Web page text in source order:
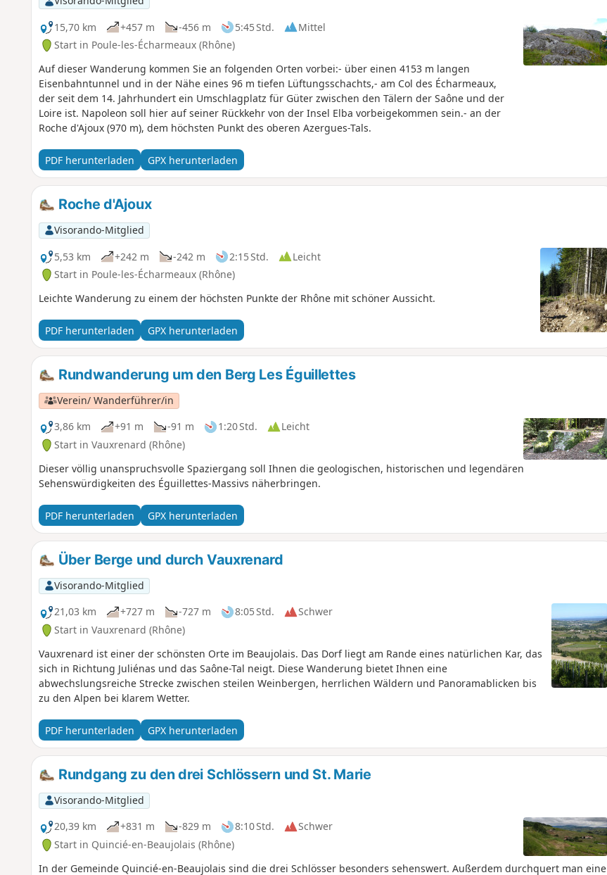
15,70 km
+457 m -456 m 5:45 Std.
Mittel
Start in Poule-les-Écharmeaux (Rhône)
Auf dieser Wanderung kommen Sie an folgenden Orten vorbei:- über einen 4153 m langen
Eisenbahntunnel und in der Nähe eines 96 m tiefen Lüftungsschachts,- am Col des Écharmeaux,
der seit dem 14. Jahrhundert ein Umschlagplatz für Güter zwischen den Tälern der Saône und der
Loire ist. Napoleon soll hier auf seiner Rückkehr von der Insel Elba vorbeigekommen sein.- an der
Roche d'Ajoux (970 m), dem höchsten Punkt des oberen Azergues-Tals.
PDF herunterladen GPX herunterladen
Roche d'Ajoux
Visorando-Mitglied
5,53 km
+242 m -242 m 2:15 Std.
Leicht
Start in Poule-les-Écharmeaux (Rhône)
Leichte Wanderung zu einem der höchsten Punkte der Rhône mit schöner Aussicht.
PDF herunterladen GPX herunterladen
Rundwanderung um den Berg Les Éguillettes
Verein/ Wanderführer/in
3,86 km
+91 m -91 m 1:20 Std.
Leicht
Start in Vauxrenard (Rhône)
Dieser völlig unanspruchsvolle Spaziergang soll Ihnen die geologischen, historischen und legendären
Sehenswürdigkeiten des Éguillettes-Massivs näherbringen.
PDF herunterladen GPX herunterladen
Über Berge und durch Vauxrenard
Visorando-Mitglied
21,03 km
+727 m -727 m 8:05 Std.
Schwer
Start in Vauxrenard (Rhône)
Vauxrenard ist einer der schönsten Orte im Beaujolais. Das Dorf liegt am Rande eines natürlichen Kar, das
sich in Richtung Juliénas und das Saône-Tal neigt. Diese Wanderung bietet Ihnen eine
abwechslungsreiche Strecke zwischen steilen Weinbergen, herrlichen Wäldern und Panoramablicken bis
zu den Alpen bei klarem Wetter.
PDF herunterladen GPX herunterladen
Rundgang zu den drei Schlössern und St. Marie
Visorando-Mitglied
20,39 km
+831 m -829 m 8:10 Std.
Schwer
Start in Quincié-en-Beaujolais (Rhône)
In der Gemeinde Quincié-en-Beaujolais sind die drei Schlösser besonders sehenswert. Außerdem durchquert man eine